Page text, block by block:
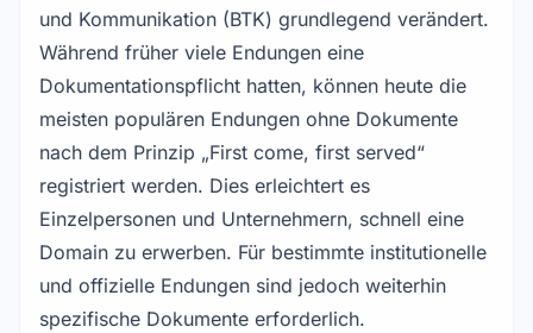
und Kommunikation (BTK) grundlegend verändert.
Während früher viele Endungen eine
Dokumentationspflicht hatten, können heute die
meisten populären Endungen ohne Dokumente
nach dem Prinzip „First come, first served“
registriert werden. Dies erleichtert es
Einzelpersonen und Unternehmern, schnell eine
Domain zu erwerben. Für bestimmte institutionelle
und offizielle Endungen sind jedoch weiterhin
spezifische Dokumente erforderlich.